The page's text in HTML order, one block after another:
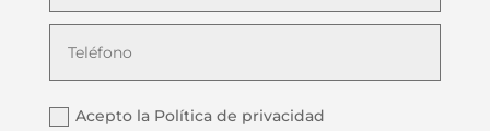
Acepto la Política de privacidad